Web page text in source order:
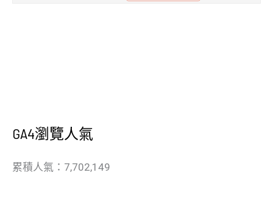
GA4瀏覽人氣
累積人氣：7,702,149